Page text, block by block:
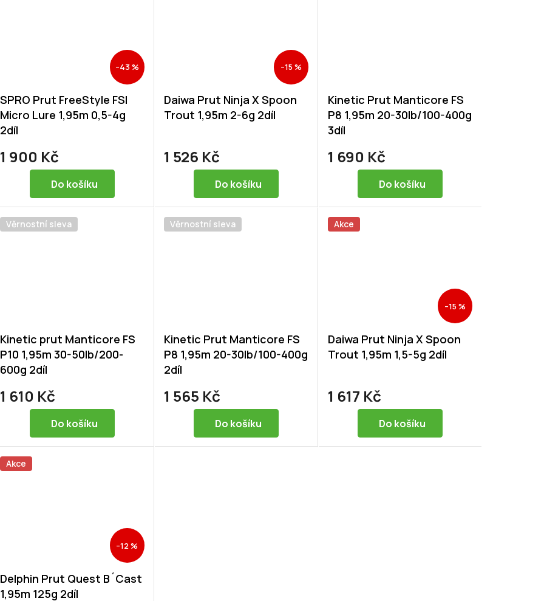
–43 %
SPRO Prut FreeStyle FSI
Micro Lure 1,95m 0,5-4g
2díl
1 900 Kč
Do košíku
–15 %
Daiwa Prut Ninja X Spoon
Trout 1,95m 2-6g 2díl
1 526 Kč
Do košíku
Kinetic Prut Manticore FS
P8 1,95m 20-30lb/100-400g
3díl
1 690 Kč
Do košíku
Věrnostní sleva
Kinetic prut Manticore FS
P10 1,95m 30-50lb/200-
600g 2díl
1 610 Kč
Do košíku
Věrnostní sleva
Kinetic Prut Manticore FS
P8 1,95m 20-30lb/100-400g
2díl
1 565 Kč
Do košíku
Akce
–15 %
Daiwa Prut Ninja X Spoon
Trout 1,95m 1,5-5g 2díl
1 617 Kč
Do košíku
Akce
–12 %
Delphin Prut Quest B´Cast
1,95m 125g 2díl